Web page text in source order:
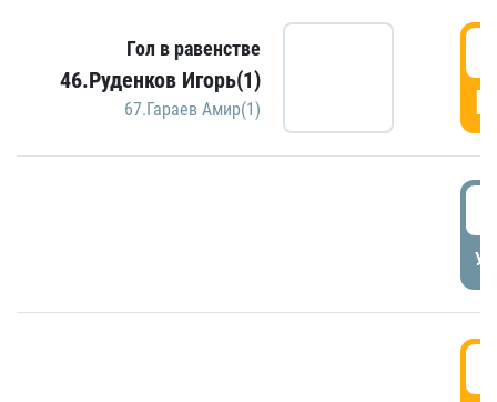
Гол в равенстве
46.Руденков Игорь(1)
67.Гараев Амир(1)